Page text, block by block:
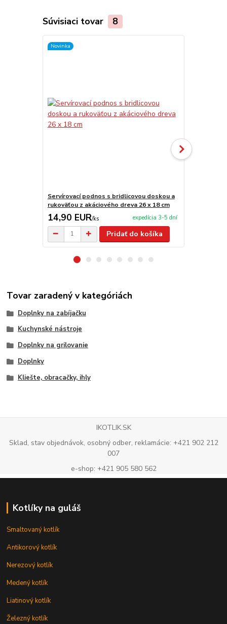
Súvisiaci tovar 8
Novinka
Servírovací podnos s bridlicovou doskou a
rukoväťou z akáciového dreva 26 x 18 cm
14,90 EUR/ks expedícia 3-5 dní
Pridať do košíka
Tovar zaradený v kategóriách
Doplnky na zabíjačku
Kuchynské nástroje
Doplnky na grilovanie
Doplnky
Kliešte, obracačky, ihly
IKOTLIK.SK
Sklad, stav objednávok, osobný odber, reklamácie: +421 902 212
007
e-shop: +421 905 580 562
Kotlíky na guláš
Smaltovaný kotlík
Antikorový kotlík
Nerezový kotlík
Medený kotlík
Liatinový kotlík
Železný kotlík